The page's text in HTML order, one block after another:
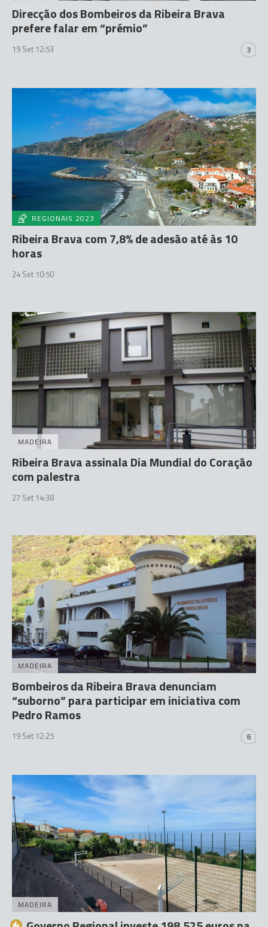
Direcção dos Bombeiros da Ribeira Brava
prefere falar em “prémio”
19 Set 12:53 3
REGIONAIS 2023
Ribeira Brava com 7,8% de adesão até às 10
horas
24 Set 10:50
MADEIRA
Ribeira Brava assinala Dia Mundial do Coração
com palestra
27 Set 14:38
MADEIRA
Bombeiros da Ribeira Brava denunciam
“suborno” para participar em iniciativa com
Pedro Ramos
19 Set 12:25 6
MADEIRA